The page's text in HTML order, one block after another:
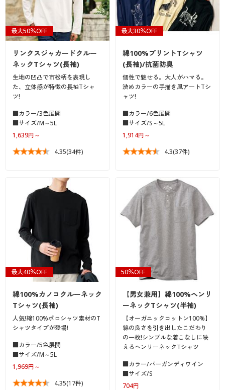
最大50％OFF
リンクスジャカードクルー
ネックTシャツ(長袖)
生地の凹凸で市松柄を表現し
た、立体感が特徴の長袖Tシャ
ツ!
■カラー/3色展開
■サイズ/M～5L
1,639円～
4.35(34件)
最大30％OFF
綿100%プリントTシャツ
(長袖)/抗菌防臭
個性で魅せる。大人がハマる。
渋めカラーの手描き風アートTシ
ャツ!
■カラー/6色展開
■サイズ/S～5L
1,914円～
4.3(37件)
最大40％OFF
綿100%カノコクルーネック
Tシャツ(長袖)
人気!綿100%ポロシャツ素材のT
シャツタイプが登場!
■カラー/5色展開
■サイズ/M～5L
1,969円～
4.35(17件)
50％OFF
【男女兼用】綿100%ヘンリ
ーネックTシャツ(半袖)
【オーガニックコットン100%】
綿の良さを引き出したこだわり
の一枚!シンプルな着こなしに映
えるヘンリーネックTシャツ
■カラー/バーガンディワイン
■サイズ/S
704円